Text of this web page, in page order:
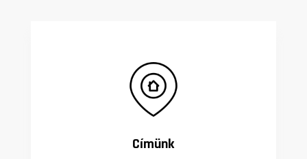
Címünk